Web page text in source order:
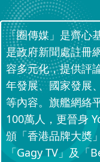
「圈傳媒」是齊心
是政府新聞處註冊
容多元化，提供評
年發展、國家發展
等內容。旗艦網絡
100萬人，更晉身
頒「香港品牌大奬
「Gagy TV」及